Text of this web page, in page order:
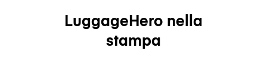
LuggageHero nella
stampa